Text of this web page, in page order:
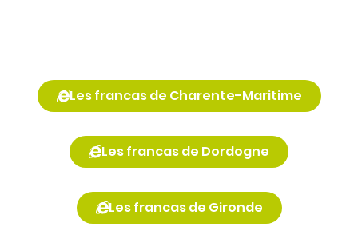
Les francas de Charente-Maritime
Les francas de Dordogne
Les francas de Gironde